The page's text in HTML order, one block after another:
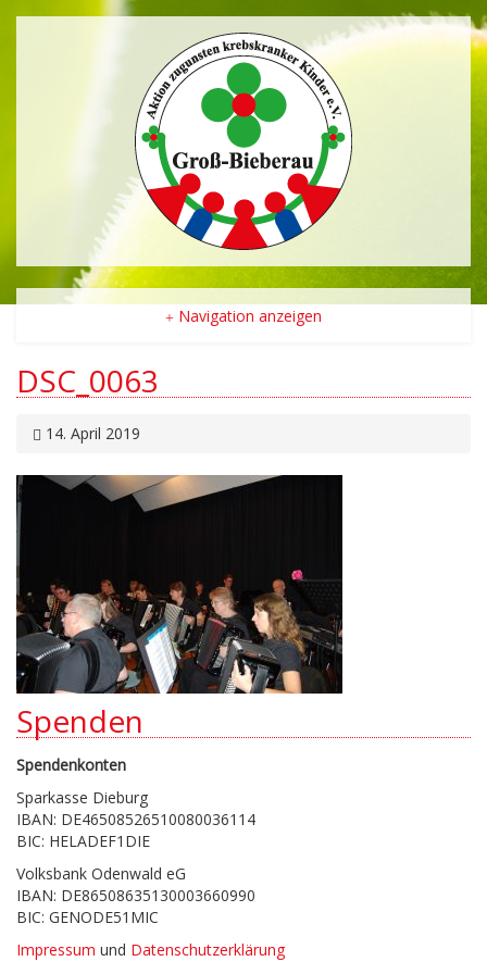
Navigation anzeigen
DSC_0063
14. April 2019
Spenden
Spendenkonten
Sparkasse Dieburg
IBAN: DE46508526510080036114
BIC: HELADEF1DIE
Volksbank Odenwald eG
IBAN: DE86508635130003660990
BIC: GENODE51MIC
Impressum und Datenschutzerklärung